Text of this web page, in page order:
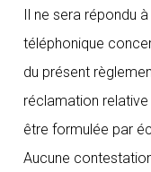
Il ne sera répondu
téléphonique
du présent
réclamation
être formulée par
Aucune